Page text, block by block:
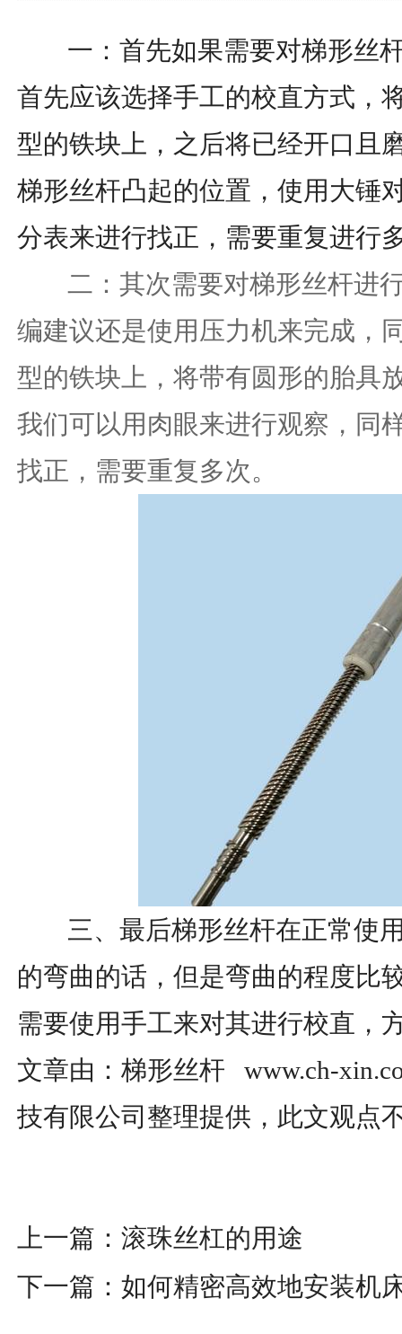
一：首先如果需要对梯形丝杆
首先应该选择手工的校直方式，
型的铁块上，之后将已经开口且
梯形丝杆凸起的位置，使用大锤
分表来进行找正，需要重复进行
二：其次需要对梯形丝杆进行
编建议还是使用压力机来完成，
型的铁块上，将带有圆形的胎具
我们可以用肉眼来进行观察，同
找正，需要重复多次。
三、最后梯形丝杆在正常使用
的弯曲的话，但是弯曲的程度比
需要使用手工来对其进行校直，
文章由：梯形丝杆 www.ch-
技有限公司整理提供，此文观点
上一篇： 滚珠丝杠的用途
下一篇： 如何精密高效地安装机